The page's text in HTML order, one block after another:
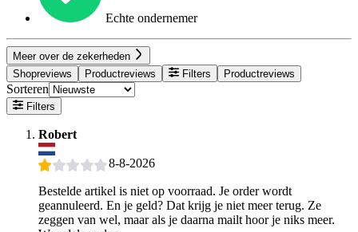
Echte ondernemer
Meer over de zekerheden
Shopreviews
Productreviews Filters Productreviews
Sorteren
Filters
Robert
8-8-2026
Bestelde artikel is niet op voorraad. Je order wordt
geannuleerd. En je geld? Dat krijg je niet meer terug. Ze
zeggen van wel, maar als je daarna mailt hoor je niks meer.